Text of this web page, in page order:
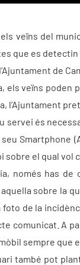
veïns del
que es detectin
de
els veïns poden
l’Ajuntament
és
Smartphone
sobre el qual
només has
sobre la
de la
comunicat. A
sempre que
també pot